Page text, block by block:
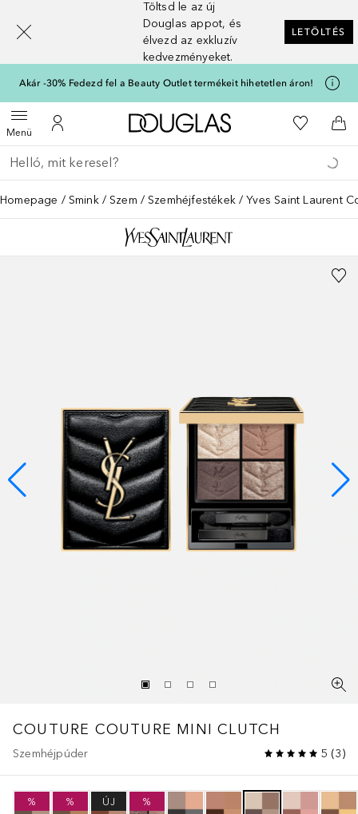
Töltsd le az új
Douglas appot, és
élvezd az exkluzív
kedvezményeket.
LETÖLTÉS
Akár -30% Fedezd fel a Beauty Outlet termékeit hihetetlen áron!
MenüMenü megnyitása
A fiókomhoz
A Douglas Főoldalra
A
Menj vissza
Keresés végrehajtása
Homepage Smink Szem Szemhéjfestékek Yves Saint Laurent
COUTURE COUTURE MINI CLUTCH
Szemhéjpúder 5 (3)
% % ÚJ %
[navigation.slideout.screenreader]